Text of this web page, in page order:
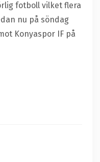
fotboll vilket flera
nu på söndag
Konyaspor IF på